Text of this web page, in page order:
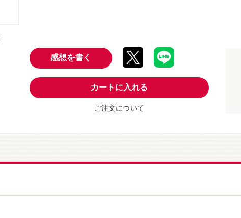
感想を書く
カートに入れる
ご注文について